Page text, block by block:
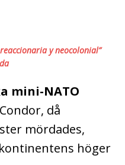
y neocolonial”
mini-NATO
då
mördades,
höger